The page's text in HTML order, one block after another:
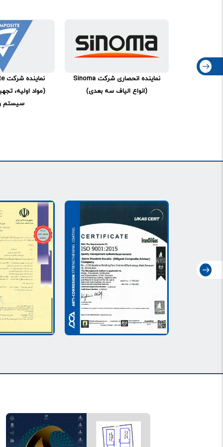
نماینده شرکت
(مواد اولیه،
سیستم
نماینده انحصاری شرکت
(انواع الیاف سه بعدی)